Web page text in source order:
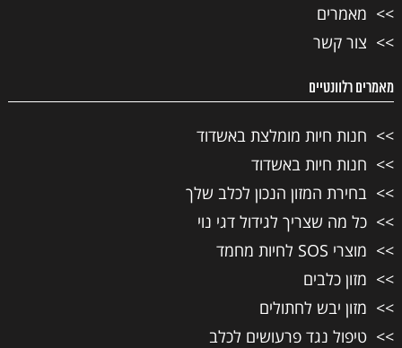
מאמרים
צור קשר
מאמרים רלוונטיים
חנות חיות מומלצת באשדוד
חנות חיות באשדוד
בחירת המזון הנכון לכלב שלך
כל מה שצריך לגידול דגי נוי
מוצרי SOS לחיות מחמד
מזון כלבים
מזון יבש לחתולים
טיפול נגד פרעושים לכלב